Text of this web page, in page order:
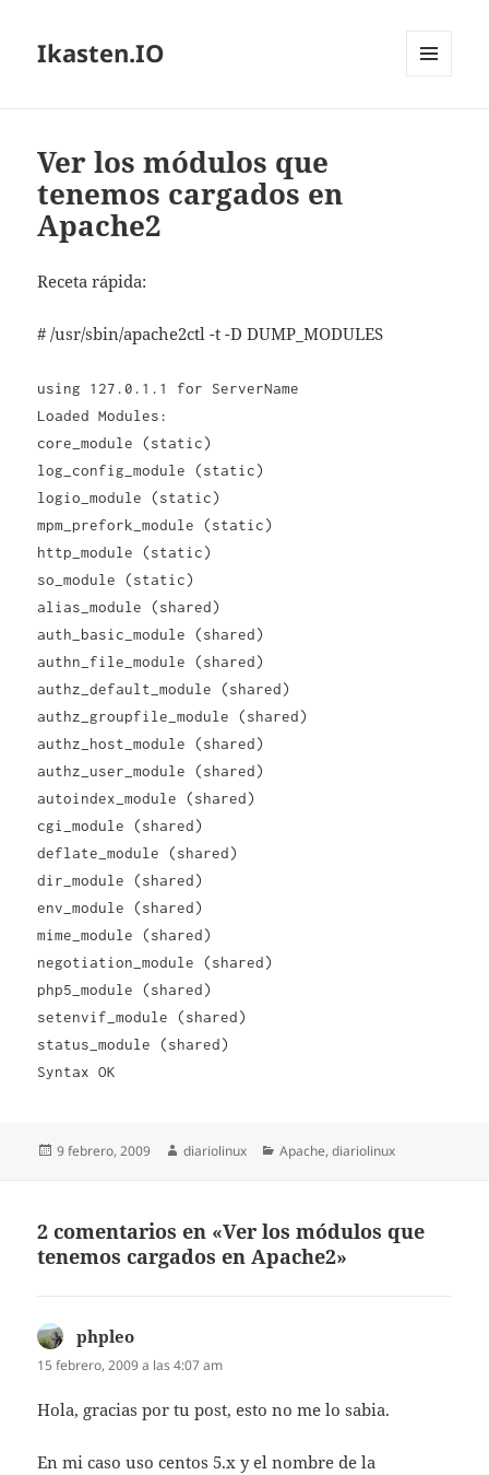
Ikasten.IO
Ver los módulos que
tenemos cargados en
Apache2
Receta rápida:
# /usr/sbin/apache2ctl -t -D DUMP_MODULES
using 127.0.1.1 for ServerName
Loaded Modules:
core_module (static)
log_config_module (static)
logio_module (static)
mpm_prefork_module (static)
http_module (static)
so_module (static)
alias_module (shared)
auth_basic_module (shared)
authn_file_module (shared)
authz_default_module (shared)
authz_groupfile_module (shared)
authz_host_module (shared)
authz_user_module (shared)
autoindex_module (shared)
cgi_module (shared)
deflate_module (shared)
dir_module (shared)
env_module (shared)
mime_module (shared)
negotiation_module (shared)
php5_module (shared)
setenvif_module (shared)
status_module (shared)
Syntax OK
Publicado
9 febrero, 2009 Autor
diariolinux Categorías
Apache,diariolinux
2 comentarios en «Ver los módulos que
tenemos cargados en Apache2»
phpleo
15 febrero, 2009 a las 4:07 am
Hola, gracias por tu post, esto no me lo sabia.
En mi caso uso centos 5.x y el nombre de la